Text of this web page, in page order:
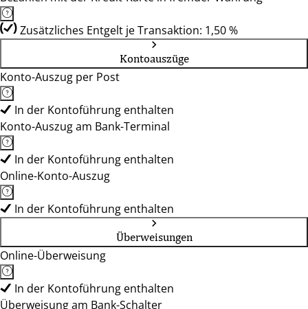
Zusätzliches Entgelt je Transaktion: 1,50 %
Kontoauszüge
Konto-Auszug per Post
In der Kontoführung enthalten
Konto-Auszug am Bank-Terminal
In der Kontoführung enthalten
Online-Konto-Auszug
In der Kontoführung enthalten
Überweisungen
Online-Überweisung
In der Kontoführung enthalten
Überweisung am Bank-Schalter